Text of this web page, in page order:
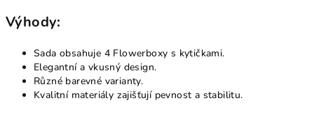
Výhody:
Sada obsahuje 4 Flowerboxy s kytičkami.
Elegantní a vkusný design.
Různé barevné varianty.
Kvalitní materiály zajišťují pevnost a stabilitu.